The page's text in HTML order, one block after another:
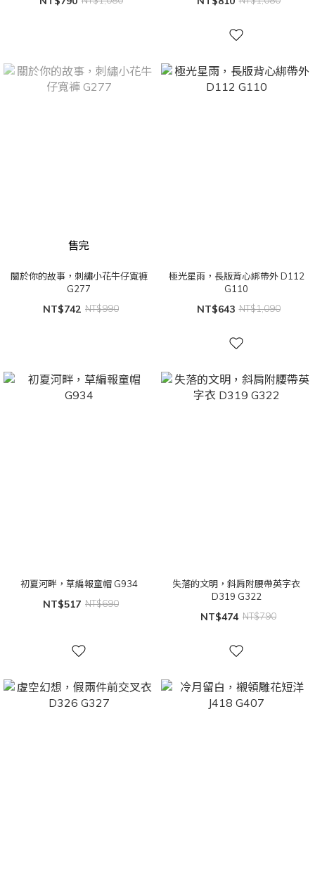
售完
關於你的故事，刺繡小花牛仔寬褲
G277
NT$742 NT$990
極光星雨，長版背心綁帶外 D112
G110
NT$643 NT$1,090
初夏河畔，草編報童帽 G934
NT$517 NT$690
失落的文明，斜肩附腰帶英字衣
D319 G322
NT$474 NT$790